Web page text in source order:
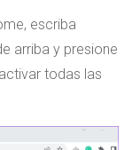
escriba
arriba y presione
todas las